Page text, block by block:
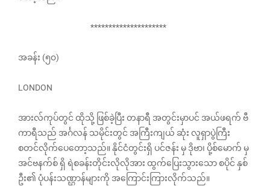
*********************
အခန်း (၅၀)
LONDON
အားလ်ကုပ်တွင် ထိုသို့ ဖြစ်ခဲ့ပြီး တနာရီ အတွင်းမှာပင် အယ်ဖရက် ဗီ
ကာရီသည် အင်္ဂလန် သမိုင်းတွင် အကြီးကျယ် ဆုံး လူရှာပွဲကြီး
စတင်လိုက်ပေတော့သည်။ နိုင်ငံတွင်းရှိ ပင်ဇန်း မှ ဒိုဗာ၊ ပို့စ်မောက် မှ
အင်ဗနက်စ် ရှိ ရဲစခန်းတိုင်းလိုလိုအား ထွက်ပြေးသွားသော စပိုင် နှစ်
ဦး၏ ပုံပန်းသဏ္ဌာန်များကို အကြောင်းကြားလိုက်သည်။